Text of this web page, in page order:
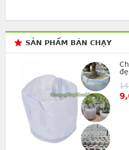
SẢN PHẨM BÁN CHẠY